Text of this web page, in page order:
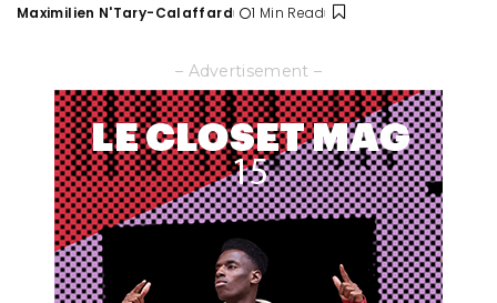
Posted
Maximilien N'Tary-Calaffard 1 Min Read
– Advertisement –